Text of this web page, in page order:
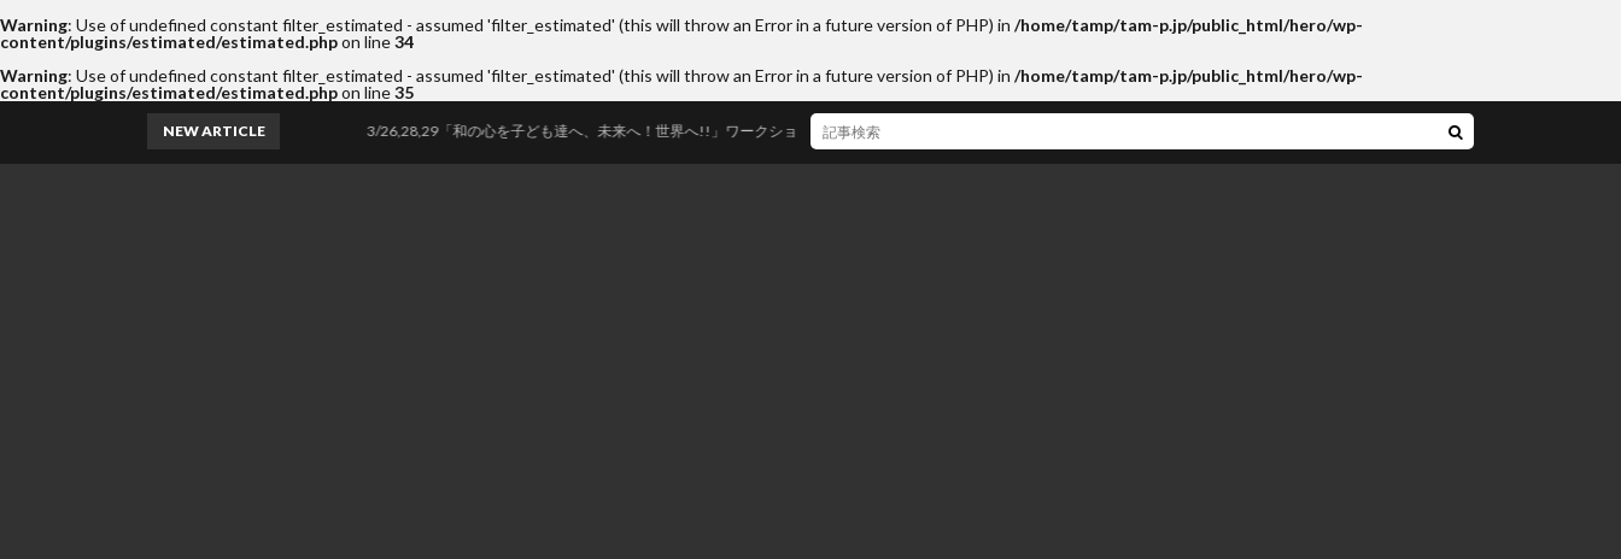
Warning: Use of undefined constant filter_estimated - assumed 'filter_estimated' (this will throw an Error in a future version of PHP) in /home/tamp/tam-p.jp/public_html/hero/wp-
content/plugins/estimated/estimated.phpon line34
Warning: Use of undefined constant filter_estimated - assumed 'filter_estimated' (this will throw an Error in a future version of PHP) in /home/tamp/tam-p.jp/public_html/hero/wp-
content/plugins/estimated/estimated.phpon line35
NEW ARTICLE 3/26,28,29「和の心を子ども達へ、未来へ！世界へ!!」ワークショップ＆舞台2024年度in札幌開催！